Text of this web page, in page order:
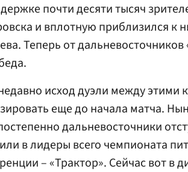
почти десяти тысяч
и вплотную приблизился к
Теперь от дальневосточников
исход дуэли между
еще до начала матча.
дальневосточники
в лидеры всего чемпионата
– «Трактор». Сейчас вот в